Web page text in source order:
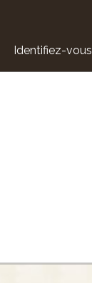
Identifiez-vous